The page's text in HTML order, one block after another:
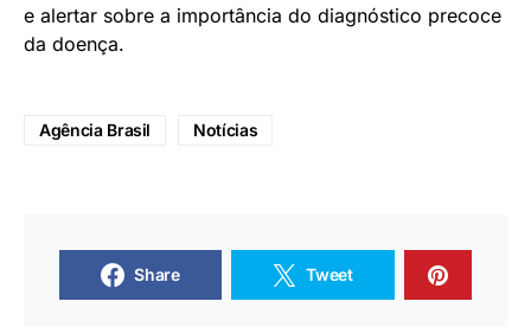
e alertar sobre a importância do diagnóstico precoce
da doença.
Agência Brasil Notícias
Share Tweet